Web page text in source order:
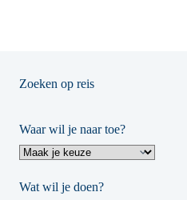
Zoeken op reis
Waar wil je naar toe?
Wat wil je doen?